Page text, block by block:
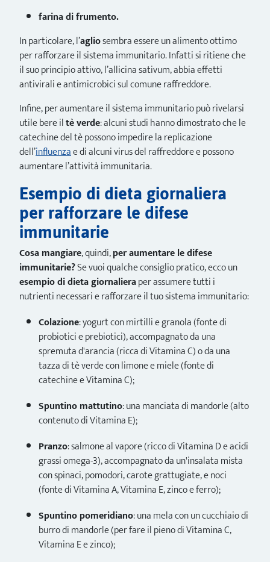
farina di frumento.
In particolare, l’agliosembra essere un alimento ottimo
per rafforzare il sistema immunitario. Infatti si ritiene che
il suo principio attivo, l’allicina sativum, abbia effetti
antivirali e antimicrobici sul comune raffreddore.
Infine, per aumentare il sistema immunitario può rivelarsi
utile bere iltè verde: alcuni studi hanno dimostrato che le
catechine del tè possono impedire la replicazione
dell’influenzae di alcuni virus del raffreddore e possono
aumentare l’attività immunitaria.
Esempio di dieta giornaliera
per rafforzare le difese
immunitarie
Cosa mangiare, quindi,per aumentare le difese
immunitarie?Se vuoi qualche consiglio pratico, ecco un
esempio di dieta giornalieraper assumere tutti i
nutrienti necessari e rafforzare il tuo sistema immunitario:
Colazione: yogurt con mirtilli e granola (fonte di
probiotici e prebiotici), accompagnato da una
spremuta d'arancia (ricca di Vitamina C) o da una
tazza di tè verde con limone e miele (fonte di
catechine e Vitamina C);
Spuntino mattutino: una manciata di mandorle (alto
contenuto di Vitamina E);
Pranzo: salmone al vapore (ricco di Vitamina D e acidi
grassi omega-3), accompagnato da un'insalata mista
con spinaci, pomodori, carote grattugiate, e noci
(fonte di Vitamina A, Vitamina E, zinco e ferro);
Spuntino pomeridiano: una mela con un cucchiaio di
burro di mandorle (per fare il pieno di Vitamina C,
Vitamina E e zinco);